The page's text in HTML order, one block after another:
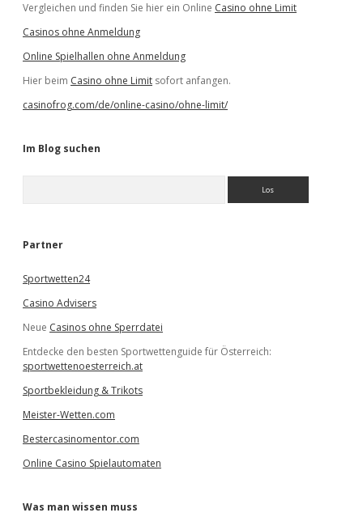
Vergleichen und finden Sie hier ein Online Casino ohne Limit
Casinos ohne Anmeldung
Online Spielhallen ohne Anmeldung
Hier beim Casino ohne Limit sofort anfangen.
casinofrog.com/de/online-casino/ohne-limit/
Im Blog suchen
e
Partner
Sportwetten24
Casino Advisers
Neue Casinos ohne Sperrdatei
Entdecke den besten Sportwettenguide für Österreich:
sportwettenoesterreich.at
Sportbekleidung & Trikots
Meister-Wetten.com
Bestercasinomentor.com
Online Casino Spielautomaten
Was man wissen muss